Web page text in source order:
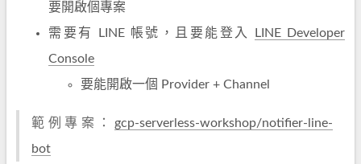
要開啟個專案
需要有 LINE 帳號，且要能登入
LINE Developer
Console
要能開啟一個 Provider + Channel
範例專案： gcp-serverless-workshop/notifier-line-
bot